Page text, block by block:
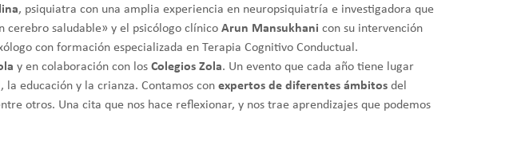
, psiquiatra con una amplia experiencia en neuropsiquiatría e investigadora que
cerebro saludable» y el psicólogo clínico Arun Mansukhani con su intervención
con formación especializada en Terapia Cognitivo Conductual.
y en colaboración con los Colegios Zola. Un evento que cada año tiene lugar
educación y la crianza. Contamos con expertos de diferentes ámbitos del
otros. Una cita que nos hace reflexionar, y nos trae aprendizajes que podemos